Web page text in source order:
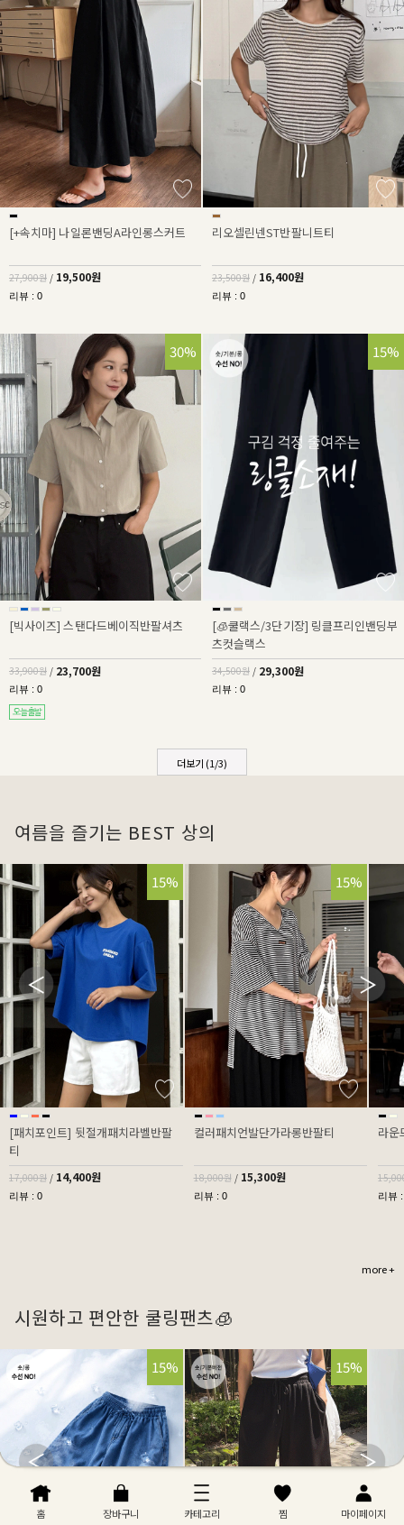
[+속치마] 나일론밴딩A라인롱스커트
27,900원 / 19,500원
리뷰 : 0
리오셀린넨ST반팔니트티
23,500원 / 16,400원
리뷰 : 0
30%
[빅사이즈] 스탠다드베이직반팔셔츠
33,900원 / 23,700원
리뷰 : 0
15%
[🧊쿨랙스/3단기장] 링클프리인밴딩부
츠컷슬랙스
34,500원 / 29,300원
리뷰 : 0
더보기 (1/3)
여름을 즐기는 BEST 상의
15%
[패치포인트] 뒷절개패치라벨반팔
티
17,000원 / 14,400원
리뷰 : 0
15%
컬러패치언발단가라롱반팔티
18,000원 / 15,300원
리뷰 : 0
라운
리뷰
more +
시원하고 편안한 쿨링팬츠🧊
32%
15% 32%
15%
홈 장바구니 카테고리 찜 마이페이지